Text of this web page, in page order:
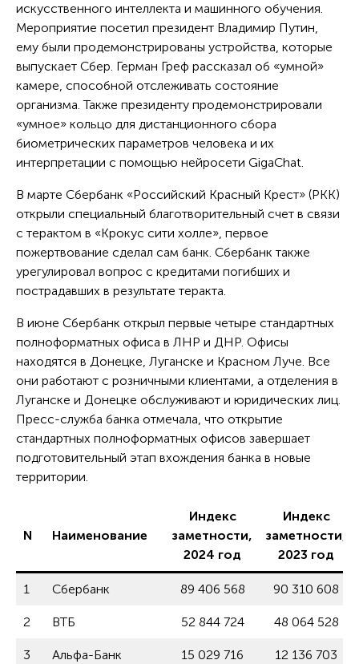
искусственного интеллекта и машинного обучения.
Мероприятие посетил президент Владимир Путин,
ему были продемонстрированы устройства, которые
выпускает Сбер. Герман Греф рассказал об «умной»
камере, способной отслеживать состояние
организма. Также президенту продемонстрировали
«умное» кольцо для дистанционного сбора
биометрических параметров человека и их
интерпретации с помощью нейросети GigaChat.
В марте Сбербанк «Российский Красный Крест» (РКК)
открыли специальный благотворительный счет в связи
с терактом в «Крокус сити холле», первое
пожертвование сделал сам банк. Сбербанк также
урегулировал вопрос с кредитами погибших и
пострадавших в результате теракта.
В июне Сбербанк открыл первые четыре стандартных
полноформатных офиса в ЛНР и ДНР. Офисы
находятся в Донецке, Луганске и Красном Луче. Все
они работают с розничными клиентами, а отделения в
Луганске и Донецке обслуживают и юридических лиц.
Пресс-служба банка отмечала, что открытие
стандартных полноформатных офисов завершает
подготовительный этап вхождения банка в новые
территории.
N Наименование
Индекс
заметности,
2024 год
Индекс
заметности,
2023 год
1 Сбербанк 89 406 568 90 310 608
2 ВТБ 52 844 724 48 064 528
3 Альфа-Банк 15 029 716 12 136 703